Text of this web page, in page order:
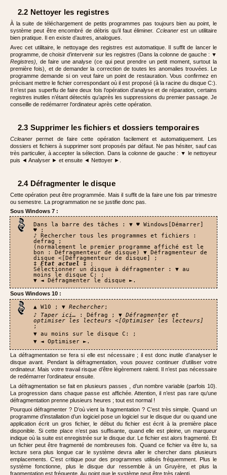
2.2 Nettoyer les registres
À la suite de téléchargement de petits programmes pas toujours bien au point, le
système peut être encombré de débris qu’il faut éliminer. Ccleanerest un utilitaire
bien pratique. Il en existe d’autres, analogues.
Avec cet utilitaire, le nettoyage des registres est automatique. Il suffit de lancer le
programme, de choisir d’intervenir sur les registres (Dans la colonne de gauche : ▼
Registres),
de faire une analyse (ce qui peut prendre un petit moment, surtout la
première fois), et de demander la correction de toutes les anomalies trouvées. Le
programme demande si on veut faire un point de restauration. Vous confirmez en
précisant mettre le fichier correspondant où il est proposé (à la racine du disque C:).
Il n’est pas superflu de faire deux fois l’opération d’analyse et de réparation, certains
registres inutiles n’étant détectés qu’après les suppressions du premier passage. Je
conseille de redémarrer l’ordinateur après cette opération.
2.3 Supprimer les fichiers et dossiers temporaires
Ccleaner permet de faire cette opération facilement et automatiquement. Les
dossiers et fichiers à supprimer sont proposés par défaut. Ne pas hésiter, sauf cas
très particulier, à accepter la sélection. Dans la colonne de gauche : ▼ le nettoyeur
puis ◄ Analyser ► et ensuite ◄ Nettoyer ►.
2.4 Défragmenter le disque
Cette opération peut être programmée. Mais il suffit de la faire une fois par trimestre
ou semestre. La programmation ne se justifie donc pas.
Sous Windows 7 :
Dans la barre des tâches : ▼ ♥ Windows[Démarrer]
♥ ;
♪ Rechercher tous les programmes et fichiers :
defrag ;
(normalement le premier programme affiché est le
bon : Défragmenteur de disque) ▼ Défragmenteur de
disque <[Défragmenteur de disque] ;
‡État actuel
‡ ;
Sélectionner un disque à défragmenter : ▼ au
moins le disque C: ;
▼ ◄ Défragmenter le disque ►.
Sous Windows 10 :
▲ W10 ; ▼Rechercher;
♪ Taper ici… : Défrag ; ▼Défragmenter et
optimiser les lecteurs <[Optimiser les lecteurs]
;
▼ au moins sur le disque C: ;
▼ ◄ Optimiser ►.
La défragmentation se fera si elle est nécessaire ; il est donc inutile d’analyser le
disque avant. Pendant la défragmentation, vous pouvez continuer d’utiliser votre
ordinateur. Mais votre travail risque d’être légèrement ralenti. Il n’est pas nécessaire
de redémarrer l’ordinateur ensuite.
La défragmentation se fait en plusieurs passes , d’un nombre variable (parfois 10).
La progression dans chaque passe est affichée. Attention, il n’est pas rare qu’une
défragmentation prenne plusieurs heures ; tout est normal !
Pourquoi défragmenter ? D’où vient la fragmentation ? C’est très simple. Quand un
programme d’installation d’un logiciel pose un logiciel sur le disque dur ou quand une
application écrit un gros fichier, le début du fichier est écrit à la première place
disponible. Si cette place n’est pas suffisante, quand elle est pleine, un marqueur
indique où la suite est enregistrée sur le disque dur. Le fichier est alors fragmenté. Et
un fichier peut être fragmenté de nombreuses fois. Quand ce fichier va être lu, sa
lecture sera plus longue car le système devra aller le chercher dans plusieurs
emplacements. C’est critique pour des programmes utilisés fréquemment. Plus le
système fonctionne, plus le disque dur ressemble à un Gruyère, et plus la
fragmentation est fréquente. Au point que le système peut être très ralenti.